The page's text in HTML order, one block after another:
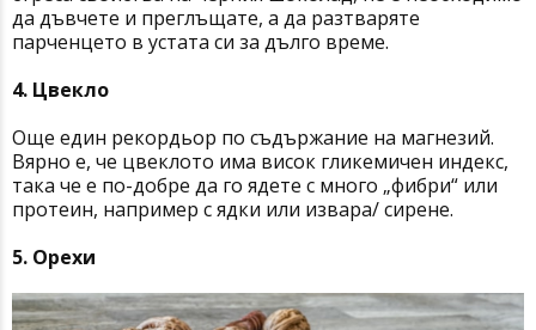
да дъвчете и преглъщате, а да разтваряте
парченцето в устата си за дълго време.
4. Цвекло
Още един рекордьор по съдържание на магнезий.
Вярно е, че цвеклото има висок гликемичен индекс,
така че е по-добре да го ядете с много „фибри“ или
протеин, например с ядки или извара/ сирене.
5. Орехи